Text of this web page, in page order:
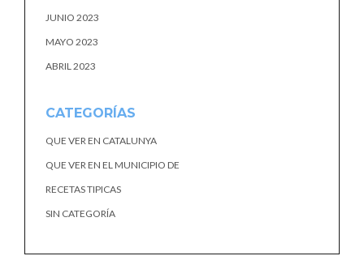
JUNIO 2023
MAYO 2023
ABRIL 2023
CATEGORÍAS
QUE VER EN CATALUNYA
QUE VER EN EL MUNICIPIO DE
RECETAS TIPICAS
SIN CATEGORÍA